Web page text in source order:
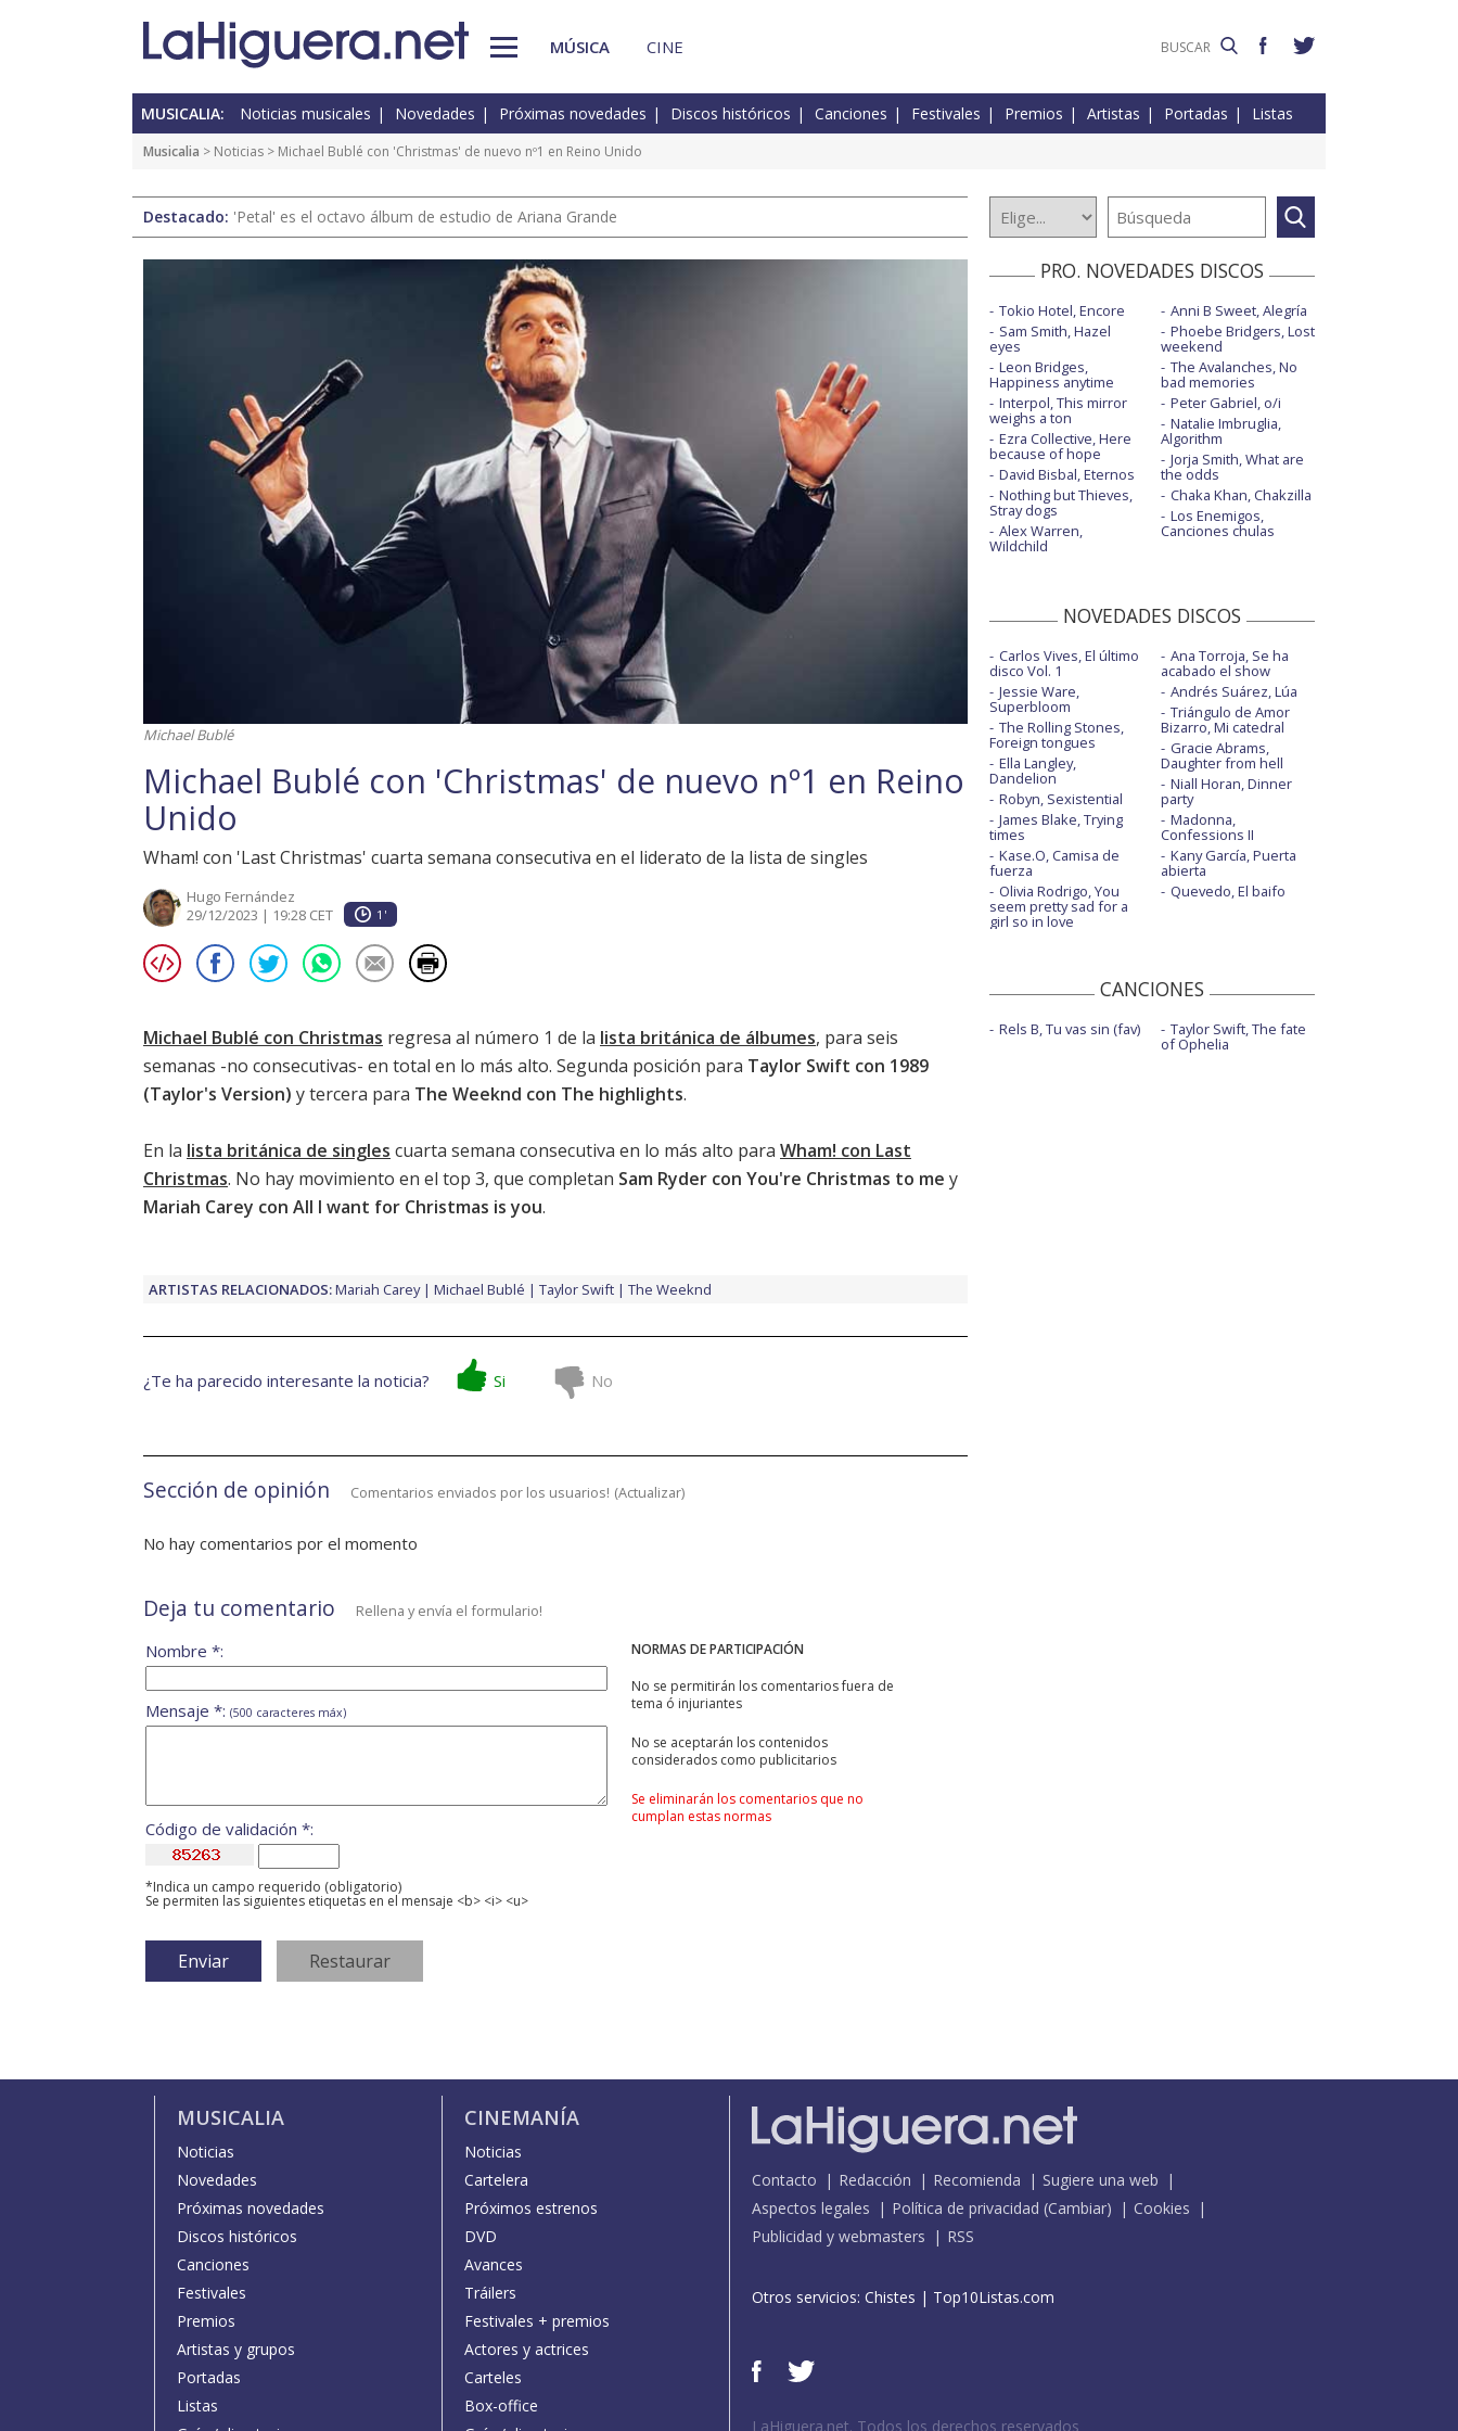
MÚSICA CINE
MUSICALIA: Noticias musicales Novedades Próximas novedades Discos históricos Canciones Festivales Premios Artistas Portadas Listas
Musicalia > Noticias > Michael Bublé con 'Christmas' de nuevo nº1 en Reino Unido
Destacado: 'Petal' es el octavo álbum de estudio de Ariana Grande
Michael Bublé
Michael Bublé con 'Christmas' de nuevo nº1 en Reino
Unido
Wham! con 'Last Christmas' cuarta semana consecutiva en el liderato de la lista de singles
Hugo Fernández
29/12/2023 | 19:28 CET
1'
Michael Bublé con Christmas regresa al número 1 de la lista británica de álbumes, para seis
semanas -no consecutivas- en total en lo más alto. Segunda posición para Taylor Swift con 1989
(Taylor's Version) y tercera para The Weeknd con The highlights.
En la lista británica de singles cuarta semana consecutiva en lo más alto para Wham! con Last
Christmas. No hay movimiento en el top 3, que completan Sam Ryder con You're Christmas to me y
Mariah Carey con All I want for Christmas is you.
ARTISTAS RELACIONADOS:Mariah Carey Michael Bublé Taylor Swift The Weeknd
¿Te ha parecido interesante la noticia? Si No
Sección de opinión Comentarios enviados por los usuarios! (Actualizar)
No hay comentarios por el momento
Deja tu comentario Rellena y envía el formulario!
NORMAS DE PARTICIPACIÓN
No se permitirán los comentarios fuera de
tema ó injuriantes
No se aceptarán los contenidos
considerados como publicitarios
Se eliminarán los comentarios que no
cumplan estas normas
Nombre *:
Mensaje *: (500 caracteres máx)
Código de validación *:
*Indica un campo requerido (obligatorio)
Se permiten las siguientes etiquetas en el mensaje <b> <i> <u>
PRO. NOVEDADES DISCOS
Tokio Hotel, Encore
Sam Smith, Hazel
eyes
Leon Bridges,
Happiness anytime
Interpol, This mirror
weighs a ton
Ezra Collective, Here
because of hope
David Bisbal, Eternos
Nothing but Thieves,
Stray dogs
Alex Warren,
Wildchild
Anni B Sweet, Alegría
Phoebe Bridgers, Lost
weekend
The Avalanches, No
bad memories
Peter Gabriel, o/i
Natalie Imbruglia,
Algorithm
Jorja Smith, What are
the odds
Chaka Khan, Chakzilla
Los Enemigos,
Canciones chulas
NOVEDADES DISCOS
Carlos Vives, El último
disco Vol. 1
Jessie Ware,
Superbloom
The Rolling Stones,
Foreign tongues
Ella Langley,
Dandelion
Robyn, Sexistential
James Blake, Trying
times
Kase.O, Camisa de
fuerza
Olivia Rodrigo, You
seem pretty sad for a
girl so in love
Ana Torroja, Se ha
acabado el show
Andrés Suárez, Lúa
Triángulo de Amor
Bizarro, Mi catedral
Gracie Abrams,
Daughter from hell
Niall Horan, Dinner
party
Madonna,
Confessions II
Kany García, Puerta
abierta
Quevedo, El baifo
CANCIONES
Rels B, Tu vas sin (fav) Taylor Swift, The fate
of Ophelia
MUSICALIA
Noticias
Novedades
Próximas novedades
Discos históricos
Canciones
Festivales
Premios
Artistas y grupos
Portadas
Listas
CINEMANÍA
Noticias
Cartelera
Próximos estrenos
DVD
Avances
Tráilers
Festivales + premios
Actores y actrices
Carteles
Box-office
Contacto Redacción Recomienda
Sugiere una web
Aspectos legales
Política de privacidad (Cambiar)
Cookies
Publicidad y webmasters
RSS
Otros servicios: Chistes | Top10Listas.com
LaHiguera.net. Todos los derechos reservados